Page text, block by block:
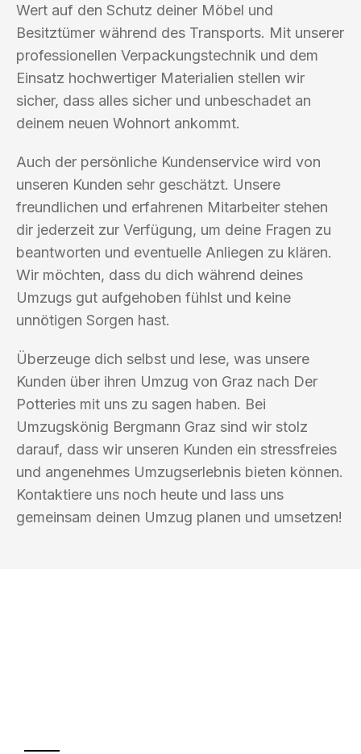
Wert auf den Schutz deiner Möbel und
Besitztümer während des Transports. Mit unserer
professionellen Verpackungstechnik und dem
Einsatz hochwertiger Materialien stellen wir
sicher, dass alles sicher und unbeschadet an
deinem neuen Wohnort ankommt.
Auch der persönliche Kundenservice wird von
unseren Kunden sehr geschätzt. Unsere
freundlichen und erfahrenen Mitarbeiter stehen
dir jederzeit zur Verfügung, um deine Fragen zu
beantworten und eventuelle Anliegen zu klären.
Wir möchten, dass du dich während deines
Umzugs gut aufgehoben fühlst und keine
unnötigen Sorgen hast.
Überzeuge dich selbst und lese, was unsere
Kunden über ihren Umzug von Graz nach Der
Potteries mit uns zu sagen haben. Bei
Umzugskönig Bergmann Graz sind wir stolz
darauf, dass wir unseren Kunden ein stressfreies
und angenehmes Umzugserlebnis bieten können.
Kontaktiere uns noch heute und lass uns
gemeinsam deinen Umzug planen und umsetzen!